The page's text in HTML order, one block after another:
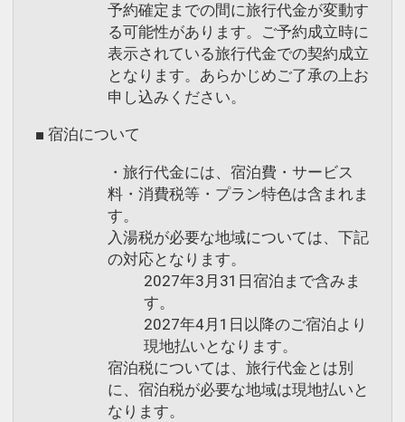
予約確定までの間に旅行代金が変動す
る可能性があります。ご予約成立時に
表示されている旅行代金での契約成立
となります。あらかじめご了承の上お
申し込みください。
■ 宿泊について
・旅行代金には、宿泊費・サービス
料・消費税等・プラン特色は含まれま
す。
入湯税が必要な地域については、下記
の対応となります。
2027年3月31日宿泊まで含みま
す。
2027年4月1日以降のご宿泊より
現地払いとなります。
宿泊税については、旅行代金とは別
に、宿泊税が必要な地域は現地払いと
なります。